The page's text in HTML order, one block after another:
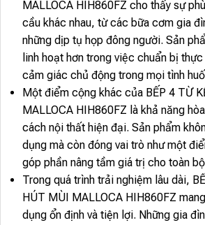
MALLOCA HIH860FZ cho thấy sự
cầu khác nhau, từ các bữa cơm gia
những dịp tụ họp đông người. Sản
linh hoạt hơn trong việc chuẩn bị
cảm giác chủ động trong mọi tình
Một điểm cộng khác của BẾP 4 TỪ
MALLOCA HIH860FZ là khả năng
cách nội thất hiện đại. Sản phẩm
dụng mà còn đóng vai trò như một
góp phần nâng tầm giá trị cho toàn
Trong quá trình trải nghiệm lâu dài,
HÚT MÙI MALLOCA HIH860FZ
dụng ổn định và tiện lợi. Những gia